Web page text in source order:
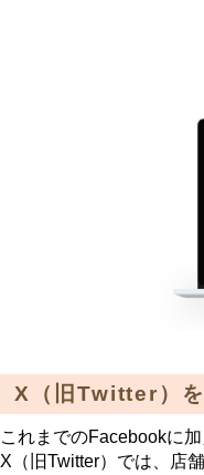
X（旧Twitter）
これまでのFacebookに
X（旧Twitter）では、店